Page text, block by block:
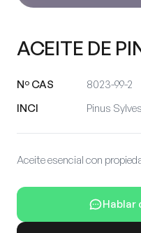
ACEITE DE
Nº CAS
8023-99-2
INCI
Pinus
Aceite esencial con
Hablar